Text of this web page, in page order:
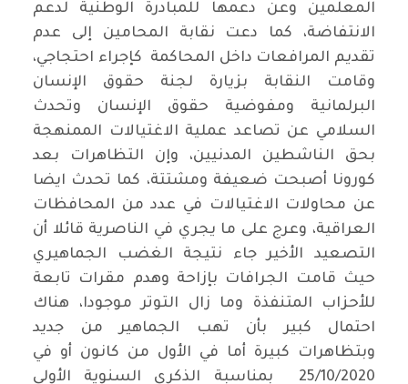
المعلمين وعن دعمها للمبادرة الوطنية لدعم
الانتفاضة، كما دعت نقابة المحامين إلى عدم
تقديم المرافعات داخل المحاكمة كإجراء احتجاجي،
وقامت النقابة بزيارة لجنة حقوق الإنسان
البرلمانية ومفوضية حقوق الإنسان وتحدث
السلامي عن تصاعد عملية الاغتيالات الممنهجة
بحق الناشطين المدنيين، وإن التظاهرات بعد
كورونا أصبحت ضعيفة ومشتتة، كما تحدث ايضا
عن محاولات الاغتيالات في عدد من المحافظات
العراقية، وعرج على ما يجري في الناصرية قائلا أن
التصعيد الأخير جاء نتيجة الغضب الجماهيري
حيث قامت الجرافات بإزاحة وهدم مقرات تابعة
للأحزاب المتنفذة وما زال التوتر موجودا، هناك
احتمال كبير بأن تهب الجماهير من جديد
وبتظاهرات كبيرة أما في الأول من كانون أو في
25/10/2020 بمناسبة الذكرى السنوية الأولى